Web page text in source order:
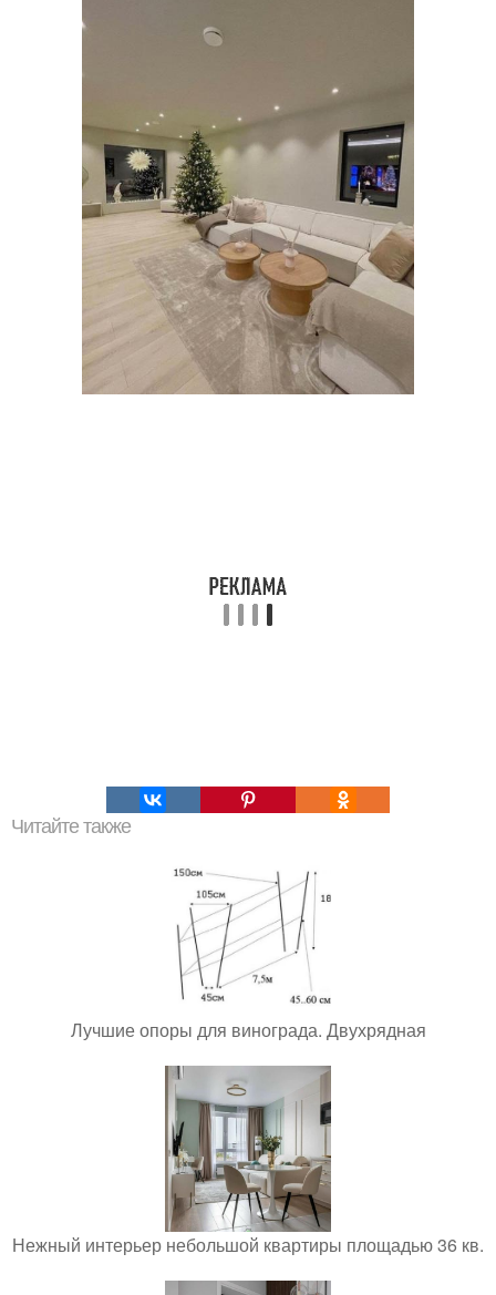
Читайте также
Лучшие опоры для винограда. Двухрядная
Нежный интерьер небольшой квартиры площадью 36 кв.